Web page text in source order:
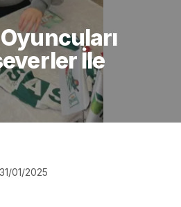
İle
31/01/2025